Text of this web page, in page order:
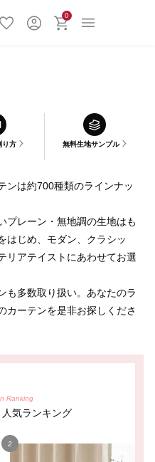
0
り方 無料生地サンプル
ンは約700種類のラインナッ
プレーン・無地調の生地はも
はじめ、モダン、クラシッ
リアテイストにあわせてお選
も多数取り扱い。あなたのラ
カーテンを是非お探しくださ
Ranking
人気ランキング